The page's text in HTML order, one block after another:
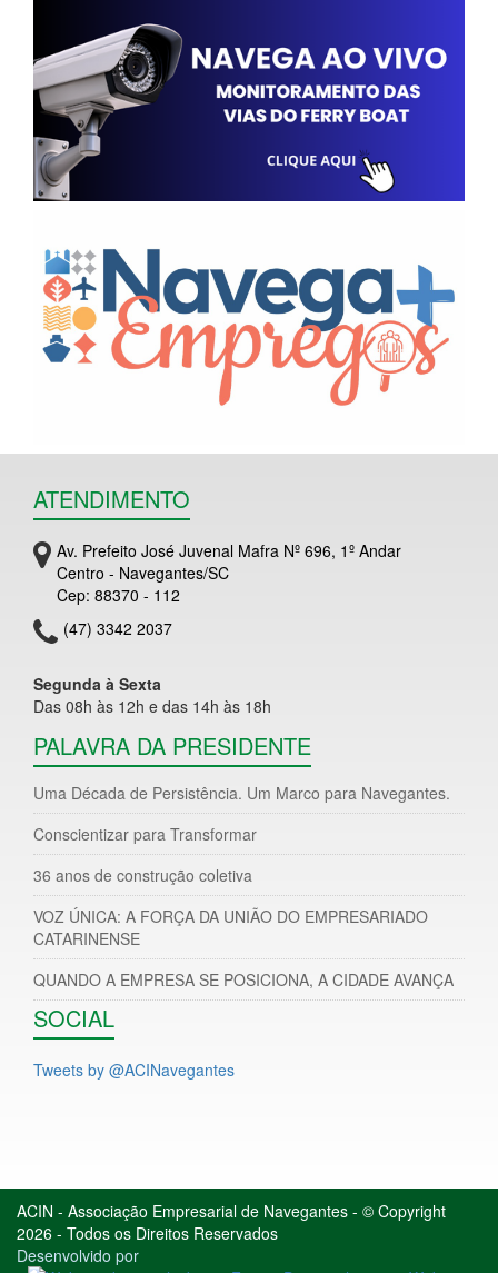
ATENDIMENTO
Av. Prefeito José Juvenal Mafra Nº 696, 1º Andar
Centro - Navegantes/SC
Cep: 88370 - 112
(47) 3342 2037
Segunda à Sexta
Das 08h às 12h e das 14h às 18h
PALAVRA DA PRESIDENTE
Uma Década de Persistência. Um Marco para Navegantes.
Conscientizar para Transformar
36 anos de construção coletiva
VOZ ÚNICA: A FORÇA DA UNIÃO DO EMPRESARIADO
CATARINENSE
QUANDO A EMPRESA SE POSICIONA, A CIDADE AVANÇA
SOCIAL
Tweets by @ACINavegantes
ACIN - Associação Empresarial de Navegantes - © Copyright
2026 - Todos os Direitos Reservados
Desenvolvido por